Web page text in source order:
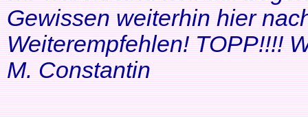
Gewissen weiterhin hier
Weiterempfehlen! TOPP!!!!
M. Constantin